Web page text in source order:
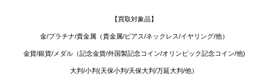
【買取対象品】
金/プラチナ/貴金属（貴金属/ピアス/ネックレス/イヤリング/他）
金貨/銀貨/メダル（記念金貨/外国製記念コイン/オリンピック記念コイン/他)
大判/小判(天保小判/天保大判/万延大判/他）